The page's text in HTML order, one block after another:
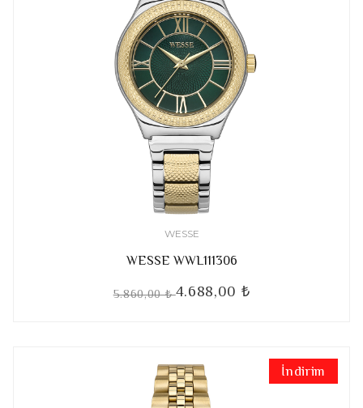
WESSE
WESSE WWL111306
5.860,00 ₺4.688,00 ₺
İndirim